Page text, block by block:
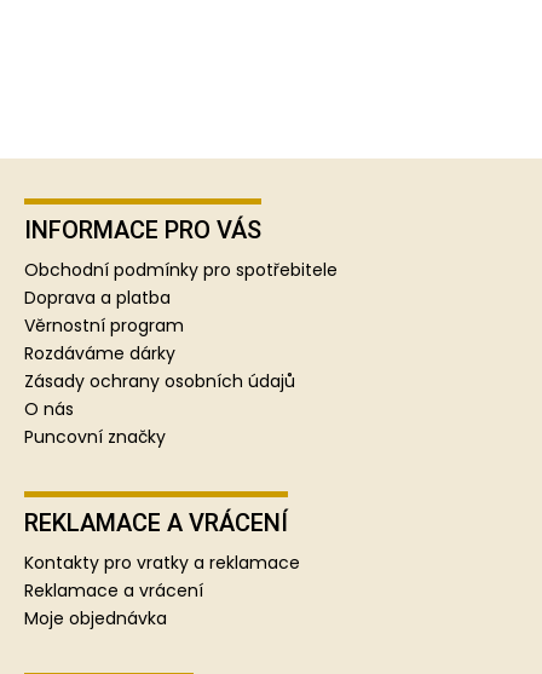
Z
INFORMACE PRO VÁS
Obchodní podmínky pro spotřebitele
Doprava a platba
Věrnostní program
Rozdáváme dárky
Zásady ochrany osobních údajů
O nás
Puncovní značky
REKLAMACE A VRÁCENÍ
Kontakty pro vratky a reklamace
Reklamace a vrácení
Moje objednávka